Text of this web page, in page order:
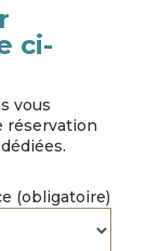
ci-
vous
réservation
(obligatoire)